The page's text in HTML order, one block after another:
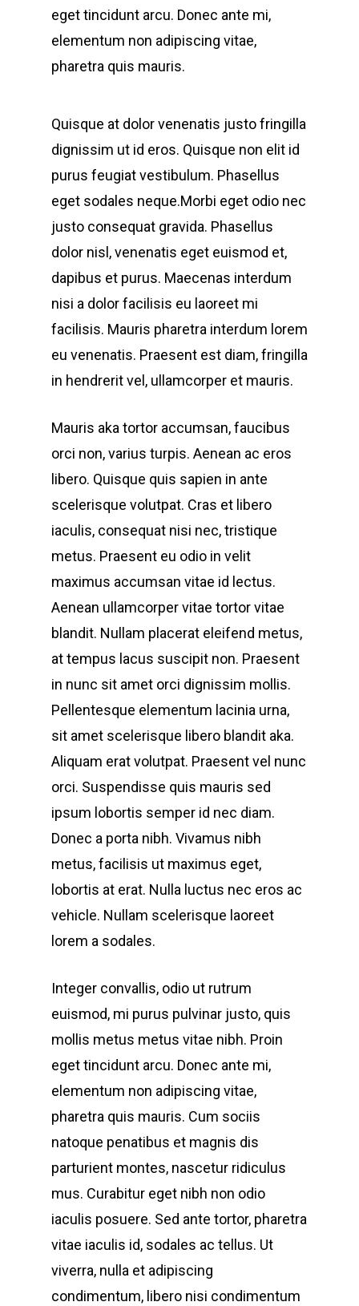
eget tincidunt arcu. Donec ante mi,
elementum non adipiscing vitae,
pharetra quis mauris.
Quisque at dolor venenatis justo fringilla
dignissim ut id eros. Quisque non elit id
purus feugiat vestibulum. Phasellus
eget sodales neque.Morbi eget odio nec
justo consequat gravida. Phasellus
dolor nisl, venenatis eget euismod et,
dapibus et purus. Maecenas interdum
nisi a dolor facilisis eu laoreet mi
facilisis. Mauris pharetra interdum lorem
eu venenatis. Praesent est diam, fringilla
in hendrerit vel, ullamcorper et mauris.
Mauris aka tortor accumsan, faucibus
orci non, varius turpis. Aenean ac eros
libero. Quisque quis sapien in ante
scelerisque volutpat. Cras et libero
iaculis, consequat nisi nec, tristique
metus. Praesent eu odio in velit
maximus accumsan vitae id lectus.
Aenean ullamcorper vitae tortor vitae
blandit. Nullam placerat eleifend metus,
at tempus lacus suscipit non. Praesent
in nunc sit amet orci dignissim mollis.
Pellentesque elementum lacinia urna,
sit amet scelerisque libero blandit aka.
Aliquam erat volutpat. Praesent vel nunc
orci. Suspendisse quis mauris sed
ipsum lobortis semper id nec diam.
Donec a porta nibh. Vivamus nibh
metus, facilisis ut maximus eget,
lobortis at erat. Nulla luctus nec eros ac
vehicle. Nullam scelerisque laoreet
lorem a sodales.
Integer convallis, odio ut rutrum
euismod, mi purus pulvinar justo, quis
mollis metus metus vitae nibh. Proin
eget tincidunt arcu. Donec ante mi,
elementum non adipiscing vitae,
pharetra quis mauris. Cum sociis
natoque penatibus et magnis dis
parturient montes, nascetur ridiculus
mus. Curabitur eget nibh non odio
iaculis posuere. Sed ante tortor, pharetra
vitae iaculis id, sodales ac tellus. Ut
viverra, nulla et adipiscing
condimentum, libero nisi condimentum